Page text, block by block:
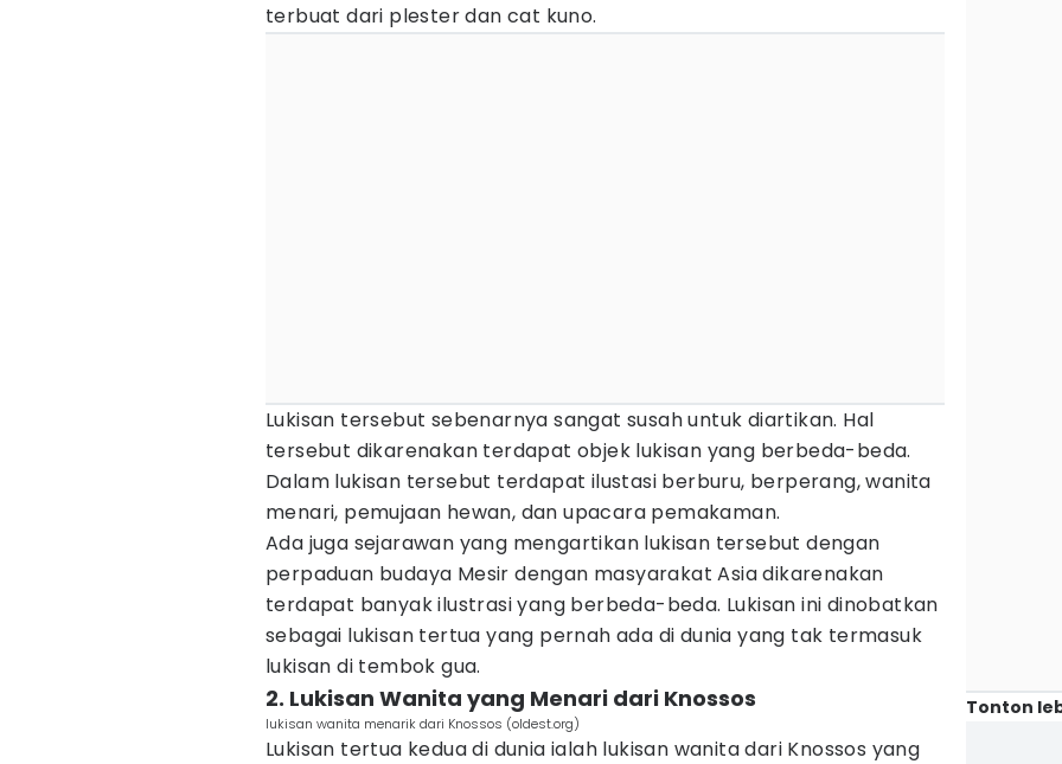
terbuat dari plester dan cat kuno.
Lukisan tersebut sebenarnya sangat susah untuk diartikan. Hal
tersebut dikarenakan terdapat objek lukisan yang berbeda-beda.
Dalam lukisan tersebut terdapat ilustasi berburu, berperang, wanita
menari, pemujaan hewan, dan upacara pemakaman.
Ada juga sejarawan yang mengartikan lukisan tersebut dengan
perpaduan budaya Mesir dengan masyarakat Asia dikarenakan
terdapat banyak ilustrasi yang berbeda-beda. Lukisan ini dinobatkan
sebagai lukisan tertua yang pernah ada di dunia yang tak termasuk
lukisan di tembok gua.
2. Lukisan Wanita yang Menari dari Knossos
lukisan wanita menarik dari Knossos (oldest.org)
Lukisan tertua kedua di dunia ialah lukisan wanita dari Knossos yang
Tonton